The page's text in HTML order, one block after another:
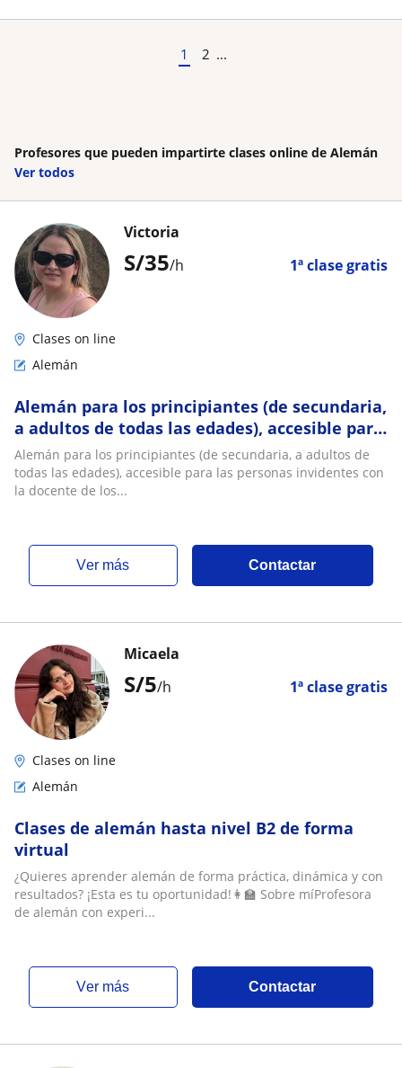
1 2 ...
Profesores que pueden impartirte clases online de Alemán
Ver todos
S/35/h 1ª clase gratis
Victoria
Clases on line
Alemán
Alemán para los principiantes (de secundaria,
a adultos de todas las edades), accesible para
las personas invidentes
Alemán para los principiantes (de secundaria, a adultos de
todas las edades), accesible para las personas invidentes con
la docente de los...
ver más Contactar
S/5/h 1ª clase gratis
Micaela
Clases on line
Alemán
Clases de alemán hasta nivel B2 de forma
virtual
¿Quieres aprender alemán de forma práctica, dinámica y con
resultados? ¡Esta es tu oportunidad!👩‍🏫 Sobre míProfesora
de alemán con experi...
ver más Contactar